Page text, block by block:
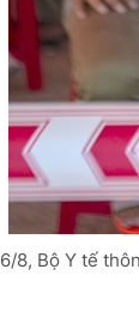
8, Bộ Y tế